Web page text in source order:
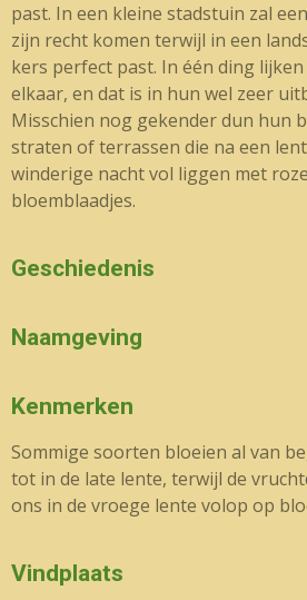
past. In een kleine stadstuin zal
zijn recht komen terwijl in een
kers perfect past. In één ding
elkaar, en dat is in hun wel zeer
Misschien nog gekender dun hun
straten of terrassen die na een
winderige nacht vol liggen met
bloemblaadjes.
Geschiedenis
Naamgeving
Kenmerken
Sommige soorten bloeien al van
tot in de late lente, terwijl de
ons in de vroege lente volop op
Vindplaats